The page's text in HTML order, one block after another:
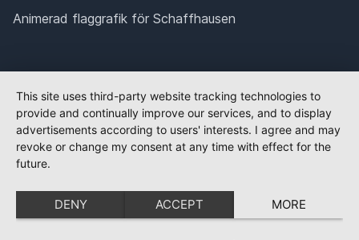
Animerad flaggrafik för Schaffhausen
This site uses third-party website tracking technologies to
provide and continually improve our services, and to display
advertisements according to users' interests. I agree and may
revoke or change my consent at any time with effect for the
future.
DENY ACCEPT MORE